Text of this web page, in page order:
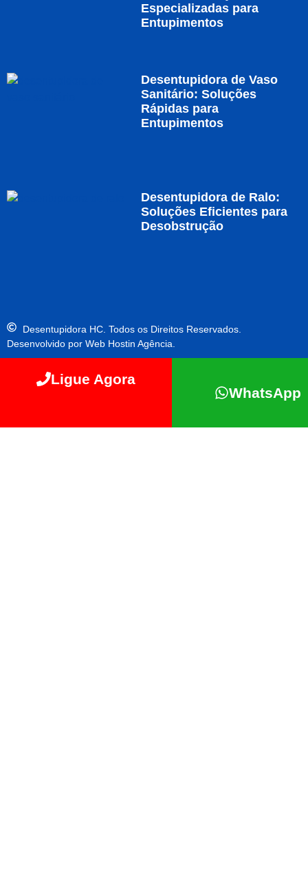
Especializadas para
Entupimentos
Desentupidora de Vaso
Sanitário: Soluções
Rápidas para
Entupimentos
Desentupidora de Ralo:
Soluções Eficientes para
Desobstrução
Desentupidora HC. Todos os Direitos Reservados.
Desenvolvido por Web Hostin Agência.
Ligue Agora
WhatsApp